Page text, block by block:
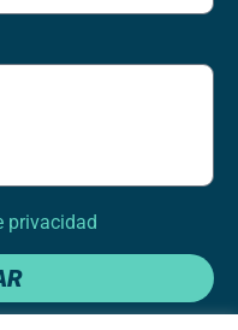
privacidad